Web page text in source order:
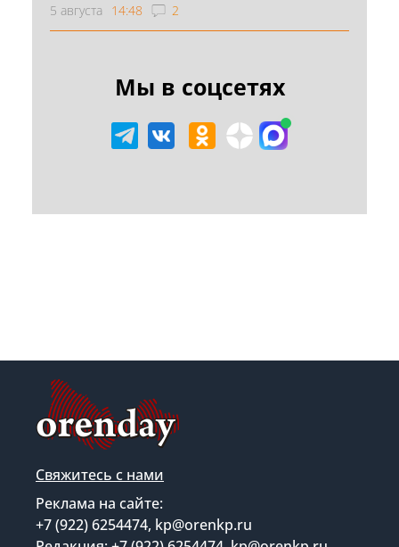
5 августа 14:48 2
Мы в соцсетях
Свяжитесь с нами
Реклама на сайте:
+7 (922) 6254474, kp@orenkp.ru